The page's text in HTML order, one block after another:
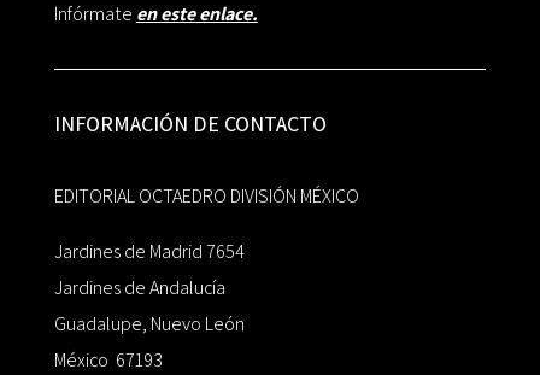
Infórmate en este enlace.
INFORMACIÓN DE CONTACTO
EDITORIAL OCTAEDRO DIVISIÓN MÉXICO
Jardines de Madrid 7654
Jardines de Andalucía
Guadalupe, Nuevo León
México 67193